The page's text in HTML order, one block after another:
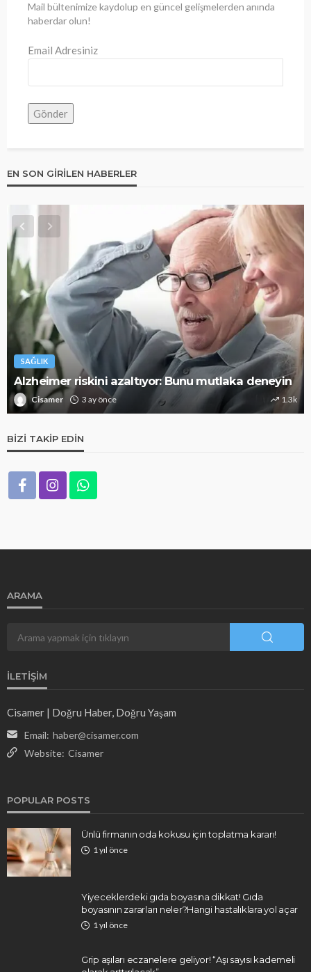
Mail bültenimize kaydolup en güncel gelişmelerden anında
haberdar olun!
Email Adresiniz
EN SON GIRILEN HABERLER
SAĞLIK
Alzheimer riskini azaltıyor: Bunu mutlaka deneyin
Cisamer 3 ay önce 1.3k
BIZI TAKIP EDIN
ARAMA
İLETIŞIM
Cisamer | Doğru Haber, Doğru Yaşam
Email: haber@cisamer.com
Website: Cisamer
POPULAR POSTS
Ünlü firmanın oda kokusu için toplatma kararı!
1 yıl önce
Yiyeceklerdeki gıda boyasına dikkat! Gıda
boyasının zararları neler?Hangi hastalıklara yol açar
1 yıl önce
Grip aşıları eczanelere geliyor! “Aşı sayısı kademeli